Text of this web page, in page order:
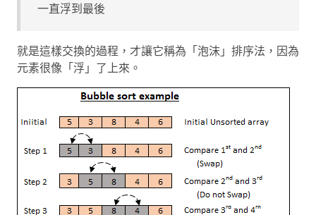
一直浮到最後
就是這樣交換的過程，才讓它稱為「泡沫」排序法，因為
元素很像「浮」了上來。